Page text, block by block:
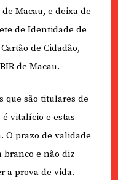
Macau, e deixa de
de Identidade de
de Cidadão,
de Macau.
que são titulares de
vitalício e estas
O prazo de validade
branco e não diz
a prova de vida.